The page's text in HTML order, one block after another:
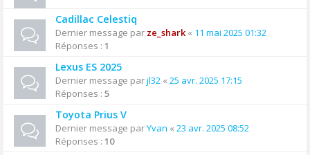
Cadillac Celestiq
Dernier message par ze_shark« 11 mai 2025 01:32
Réponses : 1
Lexus ES 2025
Dernier message parjl32 « 25 avr. 2025 17:15
Réponses : 5
Toyota Prius V
Dernier message parYvan « 23 avr. 2025 08:52
Réponses : 10